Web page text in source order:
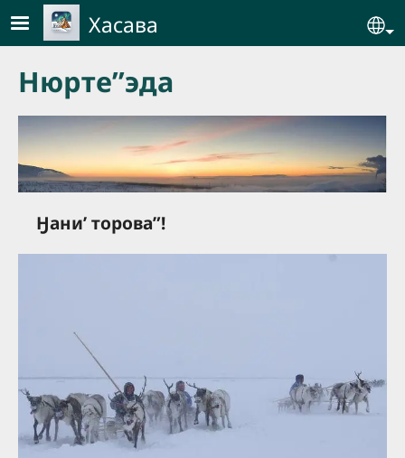
Skip to main content
Хасава
Нюрте”эда
Ӈаниʼ торова”!